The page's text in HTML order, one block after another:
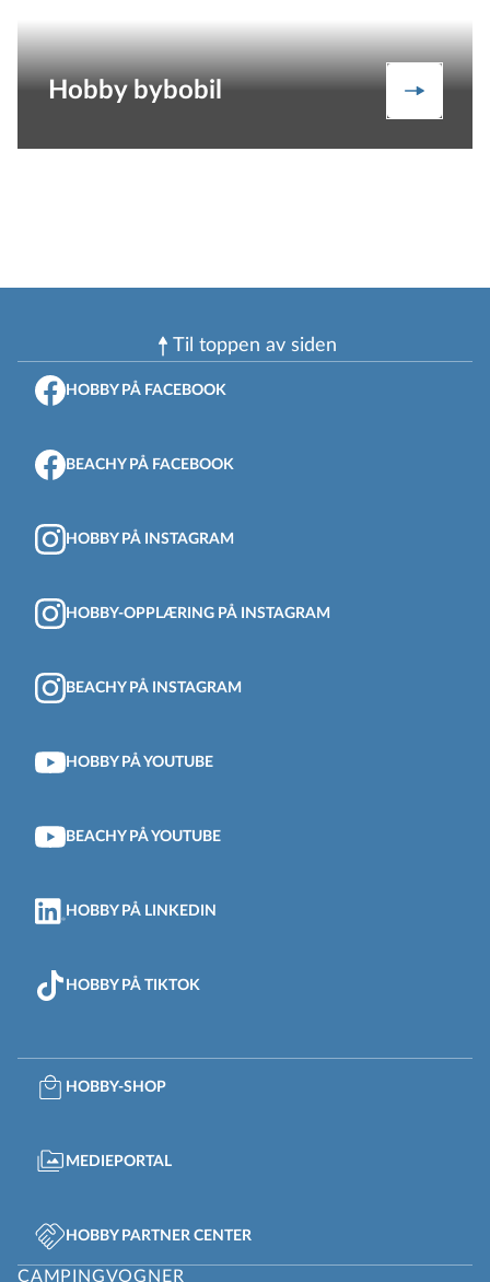
Hobby bybobil Bybobil
Til toppen av siden
HOBBY PÅ FACEBOOK
BEACHY PÅ FACEBOOK
HOBBY PÅ INSTAGRAM
HOBBY-OPPLÆRING PÅ INSTAGRAM
BEACHY PÅ INSTAGRAM
HOBBY PÅ YOUTUBE
BEACHY PÅ YOUTUBE
HOBBY PÅ LINKEDIN
HOBBY PÅ TIKTOK
HOBBY-SHOP
MEDIEPORTAL
HOBBY PARTNER CENTER
CAMPINGVOGNER